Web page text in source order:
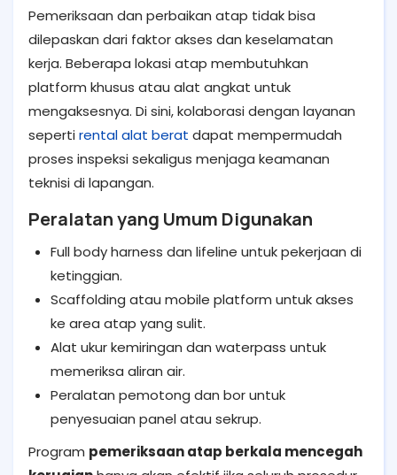
Pemeriksaan dan perbaikan atap tidak bisa
dilepaskan dari faktor akses dan keselamatan
kerja. Beberapa lokasi atap membutuhkan
platform khusus atau alat angkat untuk
mengaksesnya. Di sini, kolaborasi dengan layanan
sepertirental alat berat dapat mempermudah
proses inspeksi sekaligus menjaga keamanan
teknisi di lapangan.
Peralatan yang Umum Digunakan
Full body harness dan lifeline untuk pekerjaan di
ketinggian.
Scaffolding atau mobile platform untuk akses
ke area atap yang sulit.
Alat ukur kemiringan dan waterpass untuk
memeriksa aliran air.
Peralatan pemotong dan bor untuk
penyesuaian panel atau sekrup.
Program pemeriksaan atap berkala mencegah